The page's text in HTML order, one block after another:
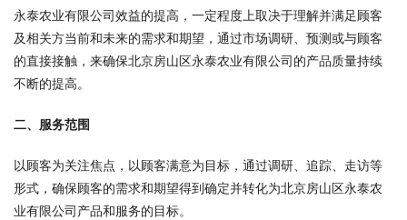
永泰农业有限公司效益的提高，一定程度上取决于理解并满足顾客
及相关方当前和未来的需求和期望，通过市场调研、预测或与顾客
的直接接触，来确保北京房山区永泰农业有限公司的产品质量持续
不断的提高。
二、服务范围
以顾客为关注焦点，以顾客满意为目标，通过调研、追踪、走访等
形式，确保顾客的需求和期望得到确定并转化为北京房山区永泰农
业有限公司产品和服务的目标。